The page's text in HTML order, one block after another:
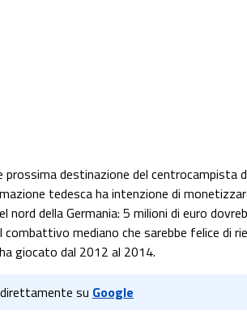
prossima destinazione del centrocampista
tedesca ha intenzione di
nord della Germania: 5 milioni di euro
mediano che sarebbe felice di
giocato dal 2012 al 2014.
direttamente su Google